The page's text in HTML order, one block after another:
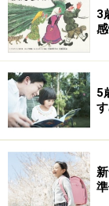
3
5